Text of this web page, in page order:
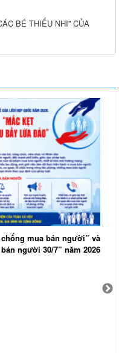
BÉ THIẾU NHI” CỦA
mua bán người” và
người 30/7” năm 2026